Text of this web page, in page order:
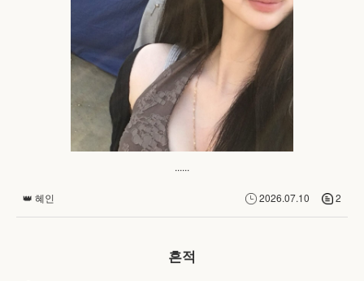
......
👑 혜인 2026.07.10 2
흔적